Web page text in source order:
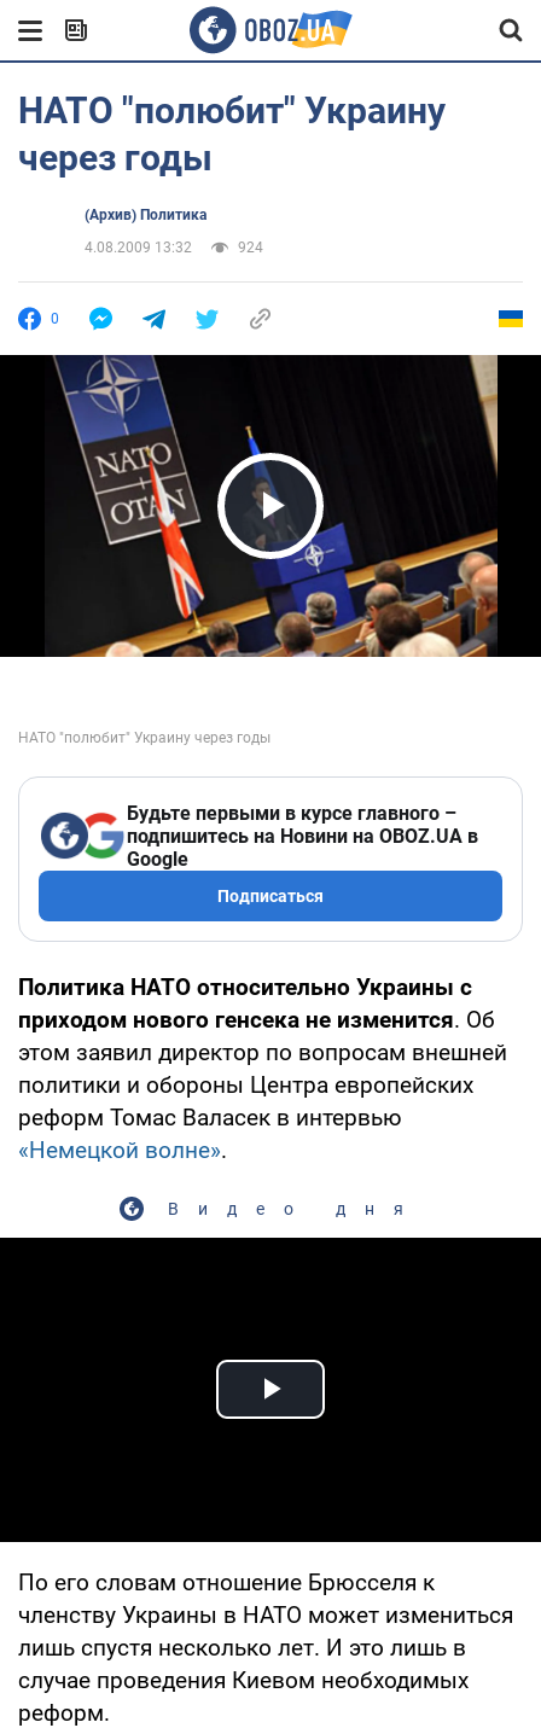
НАТО "полюбит" Украину
через годы
(Архив) Политика
4.08.2009 13:32
924
0
Play Video
Будьте первыми в курсе главного –
подпишитесь на Новини на OBOZ.UA в
Google
Подписаться
Политика НАТО относительно Украины с
приходом нового генсека не изменится. Об
этом заявил директор по вопросам внешней
политики и обороны Центра европейских
реформ Томас Валасек в интервью
«Немецкой волне».
Видео дня
Play Video
По его словам отношение Брюсселя к
членству Украины в НАТО может измениться
лишь спустя несколько лет. И это лишь в
случае проведения Киевом необходимых
реформ.